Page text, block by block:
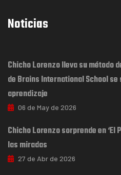
Noticias
Chicho Lorenzo lleva su método
de Brains International School se
aprendizaje
06 de May de 2026
Chicho Lorenzo sorprende en ‘El
las miradas
27 de Abr de 2026